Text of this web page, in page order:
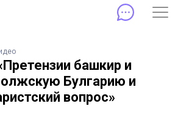
башкир и
Булгарию и
вопрос»